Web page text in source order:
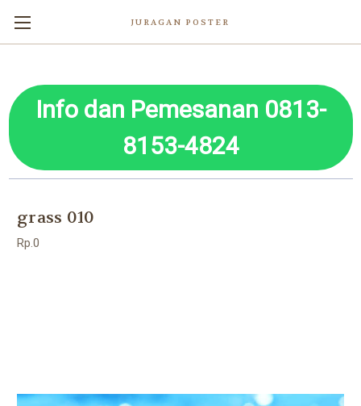
JURAGAN POSTER
Info dan Pemesanan 0813-
8153-4824
grass 010
Rp.0